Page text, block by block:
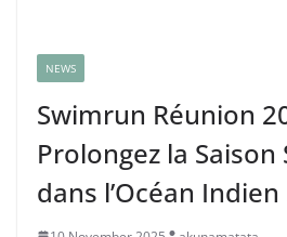
NEWS
Swimrun Réunion
Prolongez la Saison
dans l’Océan Indien